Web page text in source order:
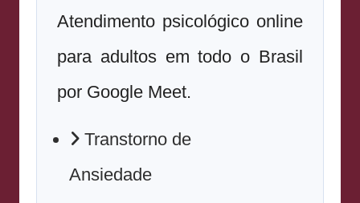
Atendimento psicológico online
para adultos em todo o Brasil
por Google Meet.
Transtorno de
Ansiedade